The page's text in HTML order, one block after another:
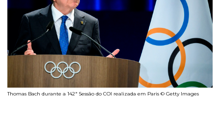
Thomas Bach durante a 142ª Sessão do COI realizada em Paris © Getty Images